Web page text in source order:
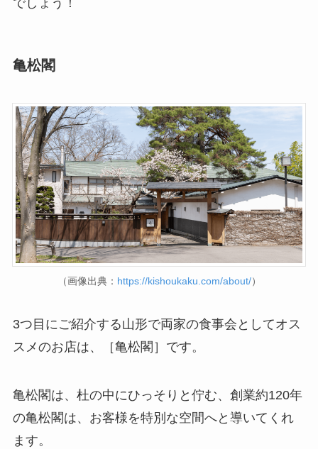
でしょう！
亀松閣
（画像出典： https://kishoukaku.com/about/）
3つ目にご紹介する山形で両家の食事会としてオス
スメのお店は、［亀松閣］です。
亀松閣は、杜の中にひっそりと佇む、創業約120年
の亀松閣は、お客様を特別な空間へと導いてくれ
ます。